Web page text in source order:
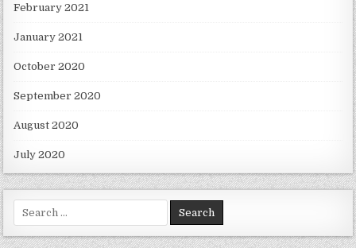
February 2021
January 2021
October 2020
September 2020
August 2020
July 2020
Search for: